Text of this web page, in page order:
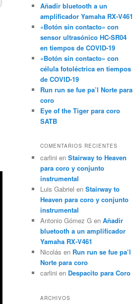
r
Añadir bluetooth a un
amplificador Yamaha RX-V461
«Botón sin contacto» con
sensor ultrasónico HC-SR04
en tiempos de COVID-19
«Botón sin contacto» con
célula fotoléctrica en tiempos
de COVID-19
Run run se fue pa’l Norte para
coro
Eye of the Tiger para coro
SATB
COMENTARIOS RECIENTES
carlini en Stairway to Heaven
para coro y conjunto
instrumental
Luis Gabriel en Stairway to
Heaven para coro y conjunto
instrumental
Antonio Gómez G en Añadir
bluetooth a un amplificador
Yamaha RX-V461
Nicolás en Run run se fue pa’l
Norte para coro
carlini en Despacito para Coro
ARCHIVOS